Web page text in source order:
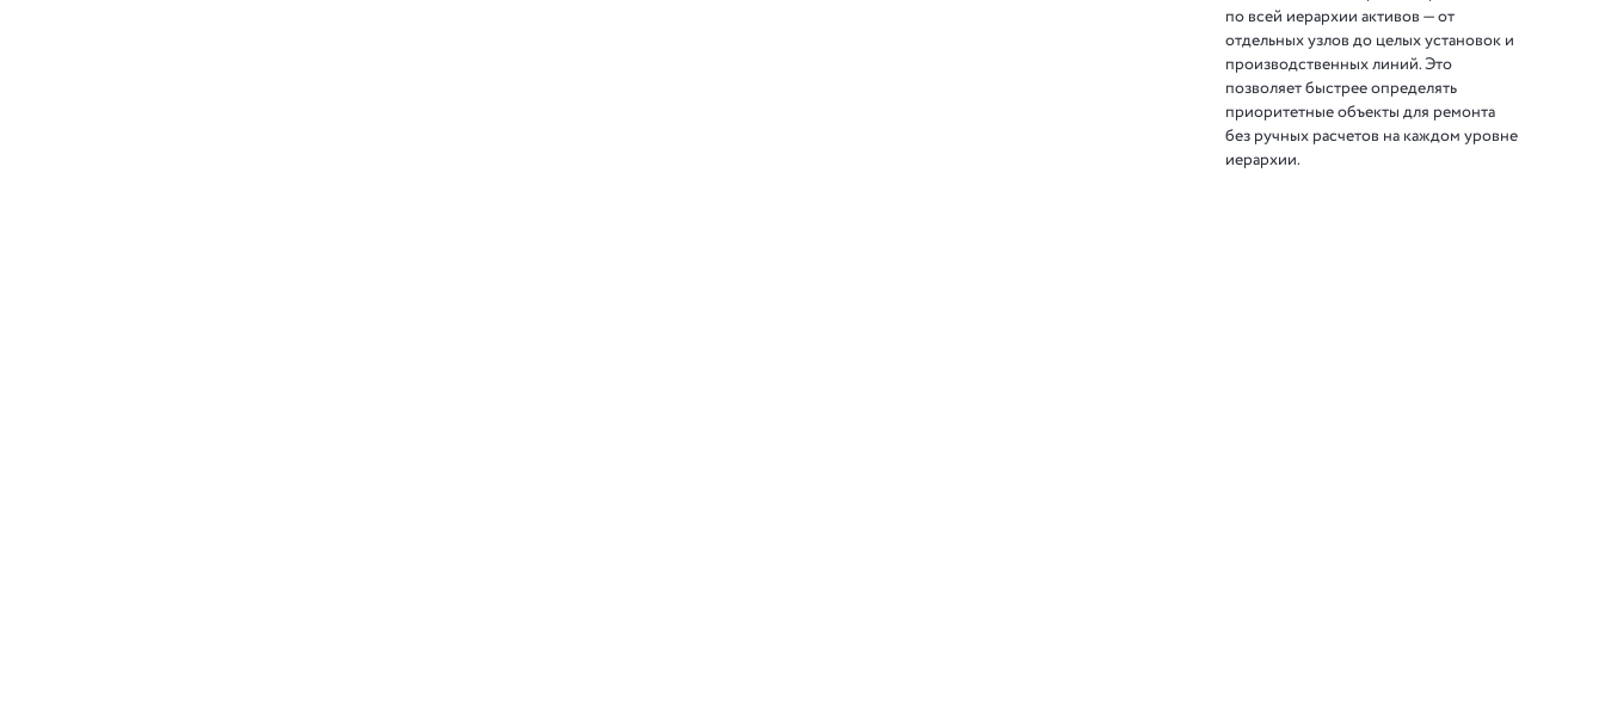
по всей иерархии активов — от
отдельных узлов до целых установок и
производственных линий. Это
позволяет быстрее определять
приоритетные объекты для ремонта
без ручных расчетов на каждом уровне
иерархии.